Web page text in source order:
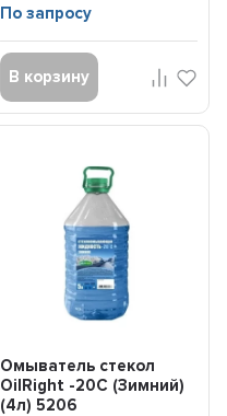
По запросу
В корзину
Омыватель стекол
OilRight -20С (Зимний)
(4л) 5206